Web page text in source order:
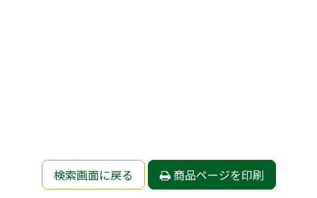
検索画面に戻る 商品ページを印刷